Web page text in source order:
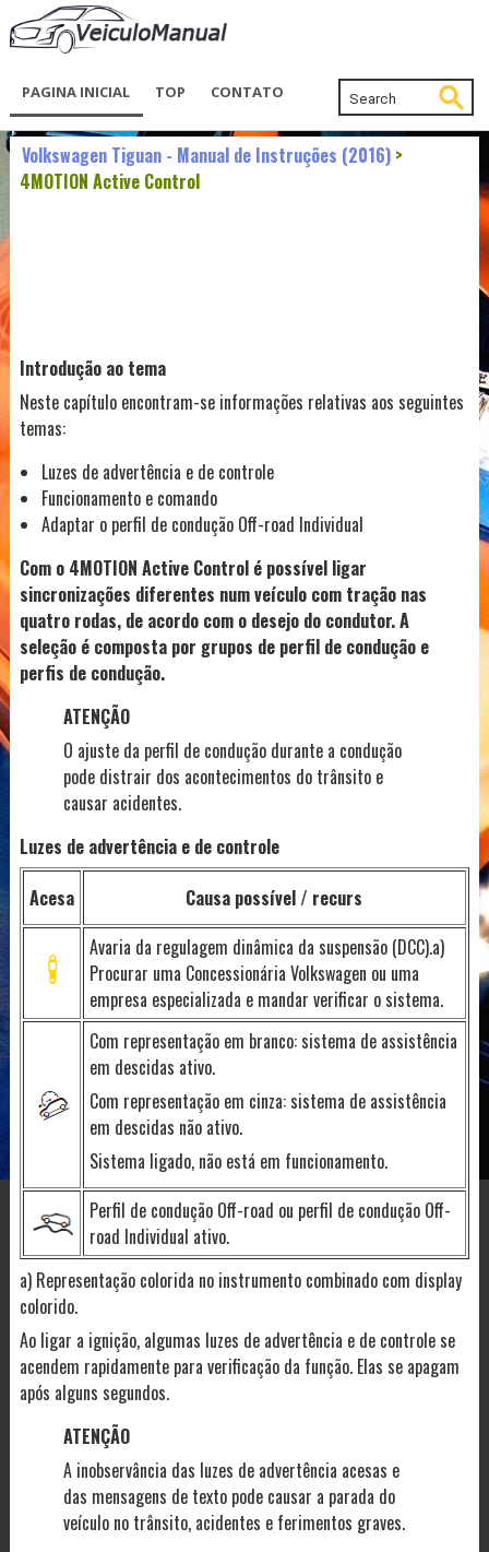
PAGINA INICIAL TOP CONTATO
Volkswagen Tiguan - Manual de Instruções (2016)>
4MOTION Active Control
Introdução ao tema
Neste capítulo encontram-se informações relativas aos seguintes
temas:
Luzes de advertência e de controle
Funcionamento e comando
Adaptar o perfil de condução Off-road Individual
Com o 4MOTION Active Control é possível ligar
sincronizações diferentes num veículo com tração nas
quatro rodas, de acordo com o desejo do condutor. A
seleção é composta por grupos de perfil de condução e
perfis de condução.
ATENÇÃO
O ajuste da perfil de condução durante a condução
pode distrair dos acontecimentos do trânsito e
causar acidentes.
Luzes de advertência e de controle
Acesa
Causa possível / recurs
Avaria da regulagem dinâmica da suspensão (DCC).a)
Procurar uma Concessionária Volkswagen ou uma
empresa especializada e mandar verificar o sistema.
Com representação em branco: sistema de assistência
em descidas ativo.
Com representação em cinza: sistema de assistência
em descidas não ativo.
Sistema ligado, não está em funcionamento.
Perfil de condução Off-road ou perfil de condução Off-
road Individual ativo.
a) Representação colorida no instrumento combinado com display
colorido.
Ao ligar a ignição, algumas luzes de advertência e de controle se
acendem rapidamente para verificação da função. Elas se apagam
após alguns segundos.
ATENÇÃO
A inobservância das luzes de advertência acesas e
das mensagens de texto pode causar a parada do
veículo no trânsito, acidentes e ferimentos graves.